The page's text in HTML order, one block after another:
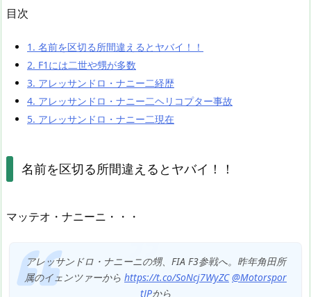
目次
1. 名前を区切る所間違えるとヤバイ！！
2. F1には二世や甥が多数
3. アレッサンドロ・ナニー二経歴
4. アレッサンドロ・ナニー二ヘリコプター事故
5. アレッサンドロ・ナニー二現在
名前を区切る所間違えるとヤバイ！！
マッテオ・ナニーニ・・・
アレッサンドロ・ナニーニの甥、FIA F3参戦へ。昨年角田所
属のイェンツァーから https://t.co/SoNcj7WyZC @Motorspor
tJPから